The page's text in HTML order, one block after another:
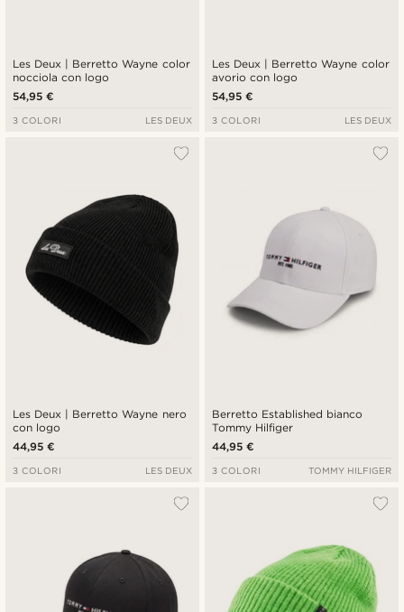
Les Deux | Berretto Wayne color
nocciola con logo
54,95 €
3 COLORI LES DEUX
Les Deux | Berretto Wayne color
avorio con logo
54,95 €
3 COLORI LES DEUX
Les Deux | Berretto Wayne nero
con logo
44,95 €
3 COLORI LES DEUX
Berretto Established bianco
Tommy Hilfiger
44,95 €
3 COLORI TOMMY HILFIGER